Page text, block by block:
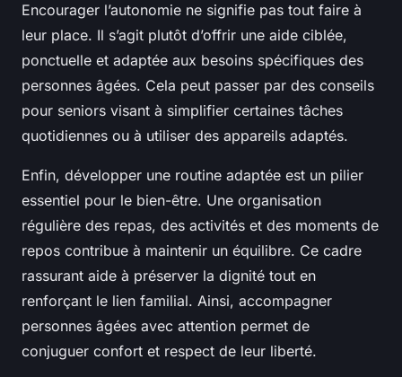
Encourager l’autonomie ne signifie pas tout faire à
leur place. Il s’agit plutôt d’offrir une aide ciblée,
ponctuelle et adaptée aux besoins spécifiques des
personnes âgées. Cela peut passer par des conseils
pour seniors visant à simplifier certaines tâches
quotidiennes ou à utiliser des appareils adaptés.
Enfin, développer une routine adaptée est un pilier
essentiel pour le bien-être. Une organisation
régulière des repas, des activités et des moments de
repos contribue à maintenir un équilibre. Ce cadre
rassurant aide à préserver la dignité tout en
renforçant le lien familial. Ainsi, accompagner
personnes âgées avec attention permet de
conjuguer confort et respect de leur liberté.